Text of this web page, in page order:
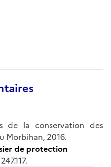
de la conservation des
Morbihan, 2016.
de protection